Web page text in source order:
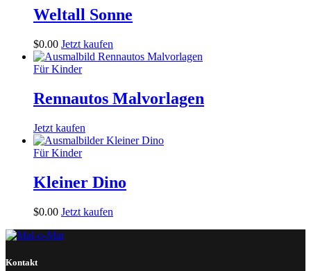
Weltall Sonne
$0.00 Jetzt kaufen
Für Kinder
Rennautos Malvorlagen
Jetzt kaufen
Für Kinder
Kleiner Dino
$0.00 Jetzt kaufen
Kontakt